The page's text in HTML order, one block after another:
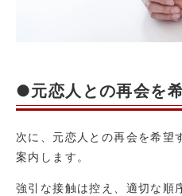
●元恋人との再会を
次に、元恋人との再会を希望
案内します。
強引な接触は控え、適切な順